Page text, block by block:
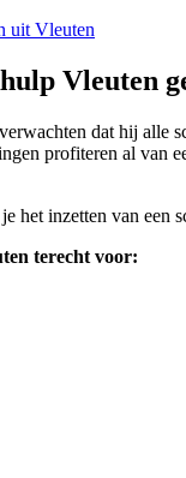
uit Vleuten
Vleuten
dat hij alle
profiteren al van
het inzetten van een
terecht voor: